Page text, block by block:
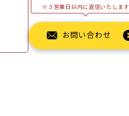
※３営業日以内に返信いたします
お問い合わせ